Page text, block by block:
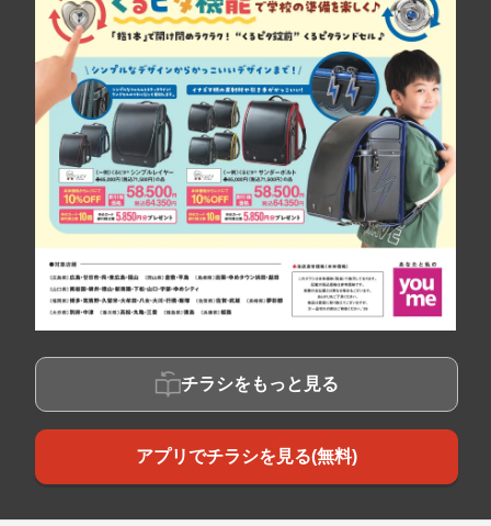
チラシをもっと見る
アプリでチラシを見る(無料)